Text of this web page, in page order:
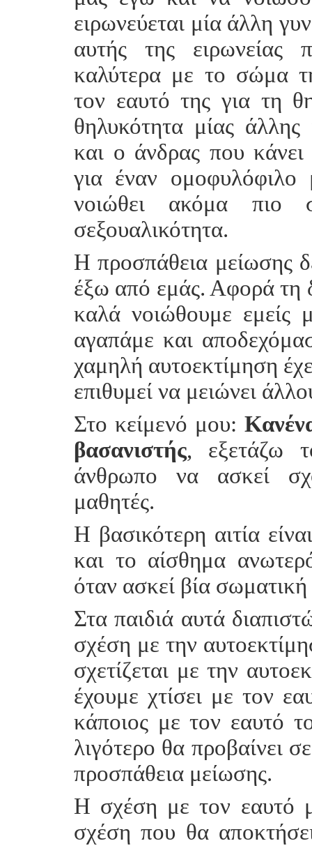
ειρωνεύεται μία άλλη
αυτής της ειρωνείας
καλύτερα με το σώμα
τον εαυτό της για τη
θηλυκότητα μίας
και ο άνδρας που
για έναν
νοιώθει ακόμα πιο
σεξουαλικότητα.
Η προσπάθεια μείωσης
έξω από εμάς. Αφορά τη
καλά νοιώθουμε
αγαπάμε και
χαμηλή αυτοεκτίμηση
επιθυμεί να μειώνει
Στο κείμενό μου:
βασανιστής, εξετάζω
άνθρωπο να ασκεί
μαθητές.
Η βασικότερη αιτία
και το αίσθημα
όταν ασκεί βία
Στα παιδιά αυτά
σχέση με την
σχετίζεται με την
έχουμε χτίσει με τον
κάποιος με τον εαυτό
λιγότερο θα προβαίνει
προσπάθεια μείωσης.
Η σχέση με τον εαυτό
σχέση που θα